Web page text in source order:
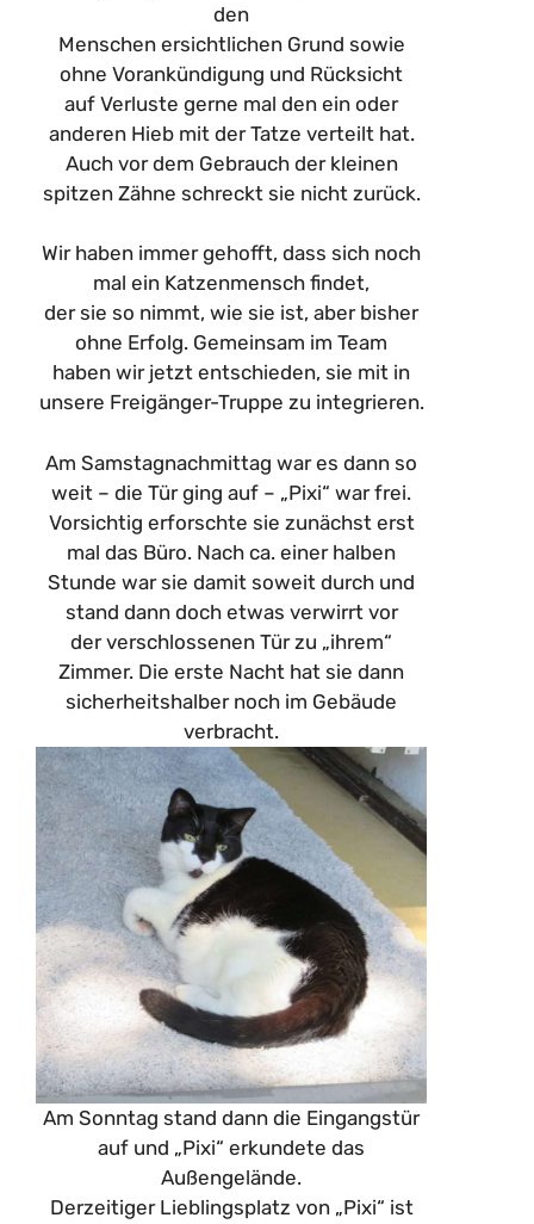
den
Menschen ersichtlichen Grund sowie
ohne Vorankündigung und Rücksicht
auf Verluste gerne mal den ein oder
anderen Hieb mit der Tatze verteilt hat.
Auch vor dem Gebrauch der kleinen
spitzen Zähne schreckt sie nicht zurück.
Wir haben immer gehofft, dass sich noch
mal ein Katzenmensch findet,
der sie so nimmt, wie sie ist, aber bisher
ohne Erfolg. Gemeinsam im Team
haben wir jetzt entschieden, sie mit in
unsere Freigänger-Truppe zu integrieren.
Am Samstagnachmittag war es dann so
weit – die Tür ging auf – „Pixi“ war frei.
Vorsichtig erforschte sie zunächst erst
mal das Büro. Nach ca. einer halben
Stunde war sie damit soweit durch und
stand dann doch etwas verwirrt vor
der verschlossenen Tür zu „ihrem“
Zimmer. Die erste Nacht hat sie dann
sicherheitshalber noch im Gebäude
verbracht.
Am Sonntag stand dann die Eingangstür
auf und „Pixi“ erkundete das
Außengelände.
Derzeitiger Lieblingsplatz von „Pixi“ ist